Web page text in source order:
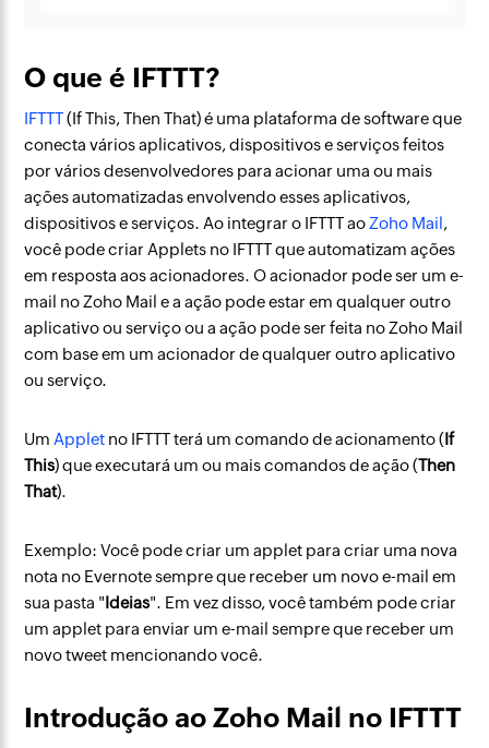
O que é IFTTT?
IFTTT(If This, Then That) é uma plataforma de software que
conecta vários aplicativos, dispositivos e serviços feitos
por vários desenvolvedores para acionar uma ou mais
ações automatizadas envolvendo esses aplicativos,
dispositivos e serviços. Ao integrar o IFTTT ao Zoho Mail,
você pode criar Applets no IFTTT que automatizam ações
em resposta aos acionadores. O acionador pode ser um e-
mail no Zoho Mail e a ação pode estar em qualquer outro
aplicativo ou serviço ou a ação pode ser feita no Zoho Mail
com base em um acionador de qualquer outro aplicativo
ou serviço.
Um Applet no IFTTT terá um comando de acionamento (If
This) que executará um ou mais comandos de ação (Then
That).
Exemplo: Você pode criar um applet para criar uma nova
nota no Evernote sempre que receber um novo e-mail em
sua pasta "Ideias". Em vez disso, você também pode criar
um applet para enviar um e-mail sempre que receber um
novo tweet mencionando você.
Introdução ao Zoho Mail no IFTTT